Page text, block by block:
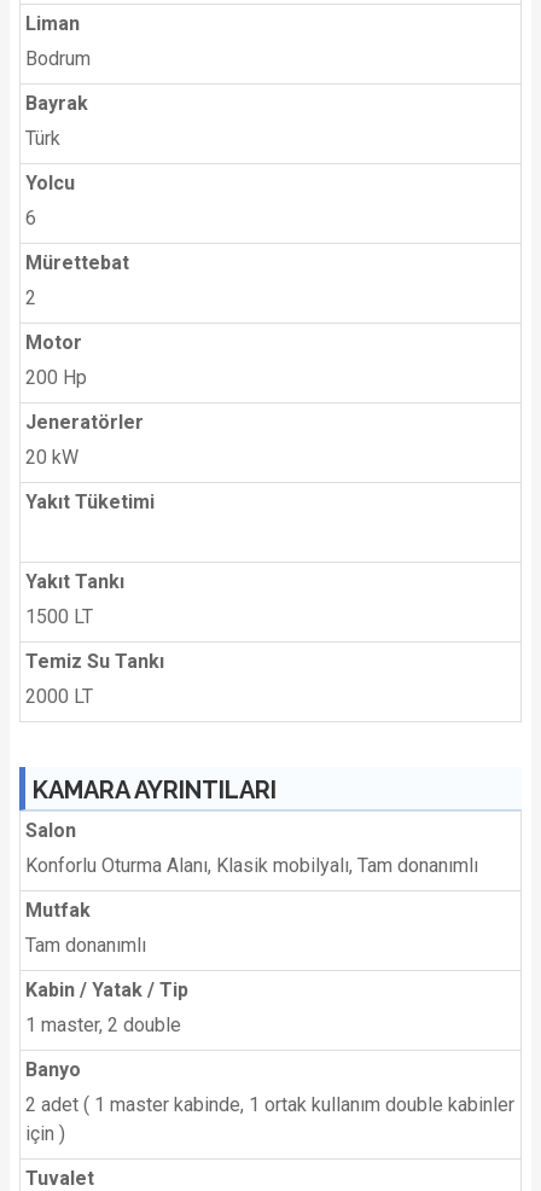
Liman
Bodrum
Bayrak
Türk
Yolcu
6
Mürettebat
2
Motor
200 Hp
Jeneratörler
20 kW
Yakıt Tüketimi
Yakıt Tankı
1500 LT
Temiz Su Tankı
2000 LT
KAMARA AYRINTILARI
Salon
Konforlu Oturma Alanı, Klasik mobilyalı, Tam donanımlı
Mutfak
Tam donanımlı
Kabin / Yatak / Tip
1 master, 2 double
Banyo
2 adet ( 1 master kabinde, 1 ortak kullanım double kabinler
için )
Tuvalet